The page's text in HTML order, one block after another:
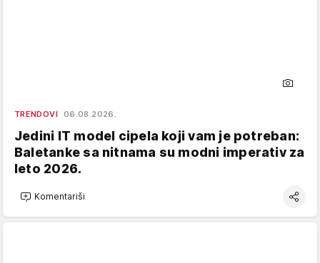
TRENDOVI 06.08.2026.
Jedini IT model cipela koji vam je potreban:
Baletanke sa nitnama su modni imperativ za
leto 2026.
Komentariši